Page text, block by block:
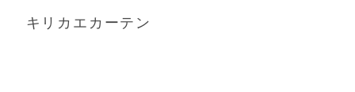
キリカエカーテン